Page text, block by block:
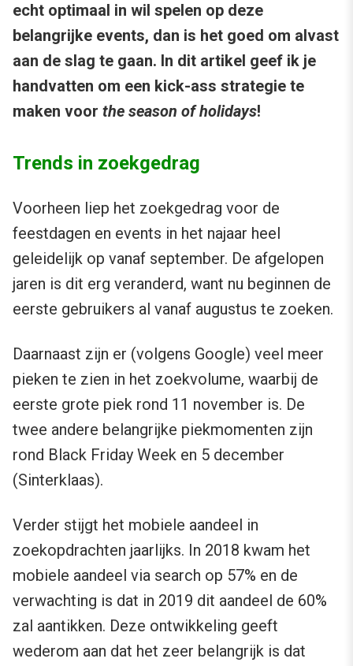
echt optimaal in wil spelen op deze
belangrijke events, dan is het goed om alvast
aan de slag te gaan. In dit artikel geef ik je
handvatten om een kick-ass strategie te
maken voor the season of holidays!
Trends in zoekgedrag
Voorheen liep het zoekgedrag voor de
feestdagen en events in het najaar heel
geleidelijk op vanaf september. De afgelopen
jaren is dit erg veranderd, want nu beginnen de
eerste gebruikers al vanaf augustus te zoeken.
Daarnaast zijn er (volgens Google) veel meer
pieken te zien in het zoekvolume, waarbij de
eerste grote piek rond 11 november is. De
twee andere belangrijke piekmomenten zijn
rond Black Friday Week en 5 december
(Sinterklaas).
Verder stijgt het mobiele aandeel in
zoekopdrachten jaarlijks. In 2018 kwam het
mobiele aandeel via search op 57% en de
verwachting is dat in 2019 dit aandeel de 60%
zal aantikken. Deze ontwikkeling geeft
wederom aan dat het zeer belangrijk is dat